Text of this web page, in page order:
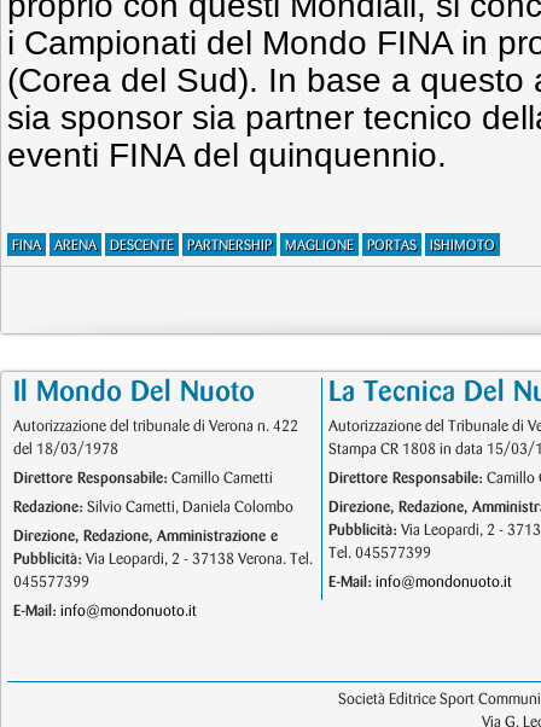
i Campionati del Mondo FINA in
(Corea del Sud). In base a questo
sia sponsor sia partner tecnico
eventi FINA del quinquennio.
FINA ARENA DESCENTE PARTNERSHIP MAGLIONE PORTAS ISHIMOTO
Il Mondo Del Nuoto
Autorizzazione del tribunale di Verona n. 422
del 18/03/1978
Direttore Responsabile: Camillo Cametti
Redazione: Silvio Cametti, Daniela Colombo
Direzione, Redazione, Amministrazione e
Pubblicità: Via Leopardi, 2 - 37138 Verona. Tel.
045577399
E-Mail: info@mondonuoto.it
La Tecnica Del
Autorizzazione del Tribunale di
Stampa CR 1808 in data 15/03/
Direttore Responsabile: Camillo
Direzione, Redazione,
Pubblicità: Via Leopardi, 2 -
Tel. 045577399
E-Mail: info@mondonuoto.it
Società Editrice Sport
Via G.